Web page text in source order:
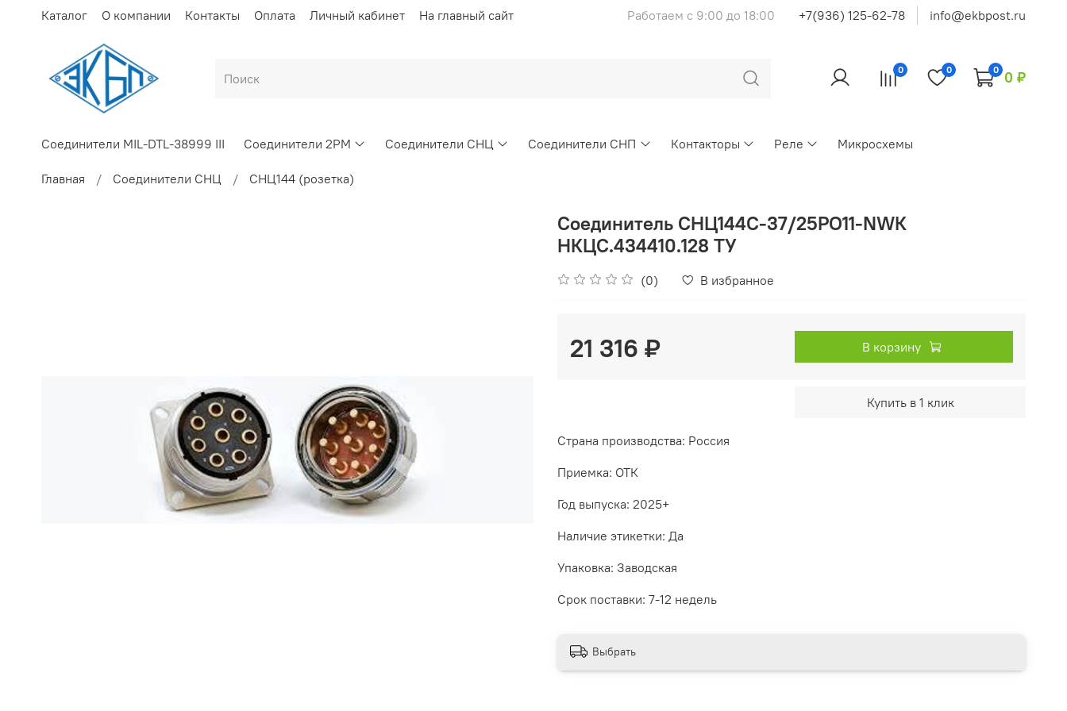
Каталог О компании Контакты Оплата Личный кабинет На главный сайт Работаем с 9:00 до 18:00 +7(936) 125-62-78 info@ekbpost.ru
0 0 0 0 ₽
Соединители MIL-DTL-38999 III Соединители 2РМ Соединители СНЦ Соединители СНП Контакторы Реле Микросхемы
Главная Соединители СНЦ СНЦ144 (розетка)
Соединитель СНЦ144С-37/25РО11-NWК
НКЦС.434410.128 ТУ
(0) В избранное
21 316 ₽ В корзину
Купить в 1 клик
Страна производства: Россия
Приемка: ОТК
Год выпуска: 2025+
Наличие этикетки: Да
Упаковка: Заводская
Срок поставки: 7-12 недель
Выбрать